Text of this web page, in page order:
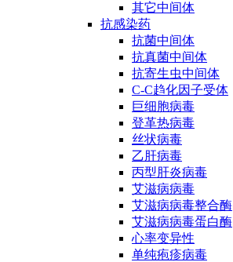
其它中间体
抗感染药
抗菌中间体
抗真菌中间体
抗寄生虫中间体
C-C趋化因子受体
巨细胞病毒
登革热病毒
丝状病毒
乙肝病毒
丙型肝炎病毒
艾滋病病毒
艾滋病病毒整合酶
艾滋病病毒蛋白酶
心率变异性
单纯疱疹病毒